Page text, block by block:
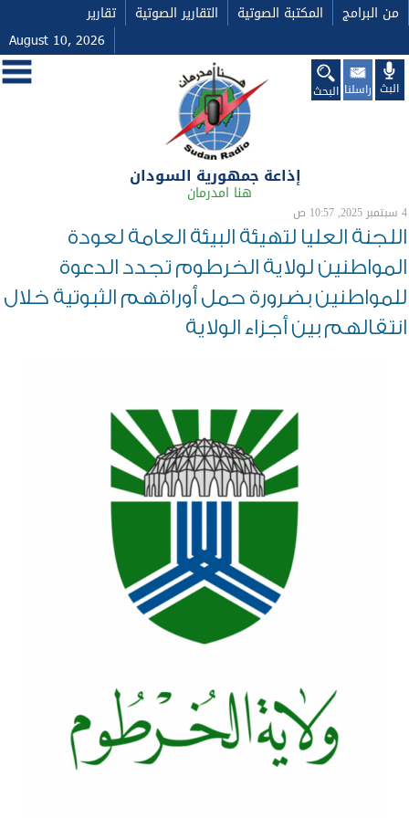
من البرامج المكتبة الصوتية التقارير الصوتية
تقارير
August 10, 2026
البث راسلنا البحث
إذاعة جمهورية السودان
هنا امدرمان
4 سبتمبر 2025, 10:57 ص
اللجنة العليا لتهيئة البيئة العامة لعودة
المواطنين لولاية الخرطوم تجدد الدعوة
للمواطنين بضرورة حمل أوراقهم الثبوتية خلال
انتقالهم بين أجزاء الولاية